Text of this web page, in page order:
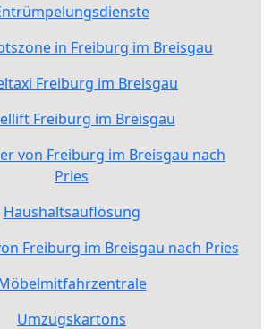
in Freiburg im Breisgau
Freiburg im Breisgau
Freiburg im Breisgau
von Freiburg im Breisgau nach
Pries
Haushaltsauflösung
Freiburg im Breisgau nach Pries
Umzugskartons